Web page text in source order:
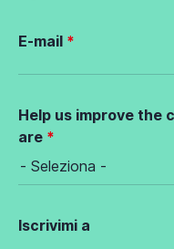
E-mail
Help us improve the
are
Iscrivimi a